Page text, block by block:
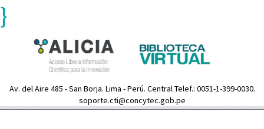
}
Av. del Aire 485 - San Borja. Lima - Perú. Central Telef.: 0051-1-399-0030.
soporte.cti@concytec.gob.pe